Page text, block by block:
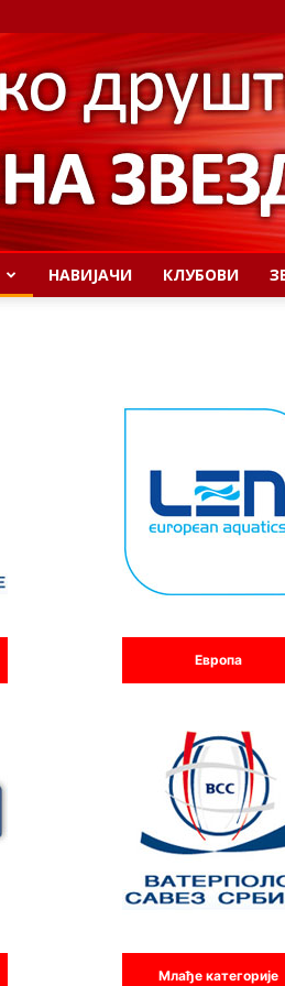
НАВИЈАЧИ КЛУБОВИ
Европа
Млађе категорије